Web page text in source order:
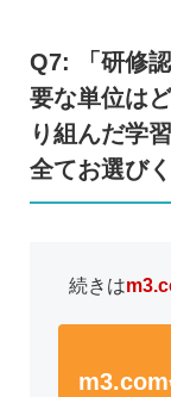
Q7: 「研修
要な単位は
り組んだ学
全てお選び
続きは